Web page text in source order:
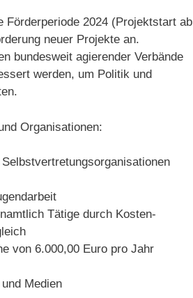
Förderperiode 2024 (Projektstart ab
neuer Projekte an.
bundesweit agierender Verbände
werden, um Politik und
Organisationen:
Tätige durch Kosten­
von 6.000,00 Euro pro Jahr
Medien